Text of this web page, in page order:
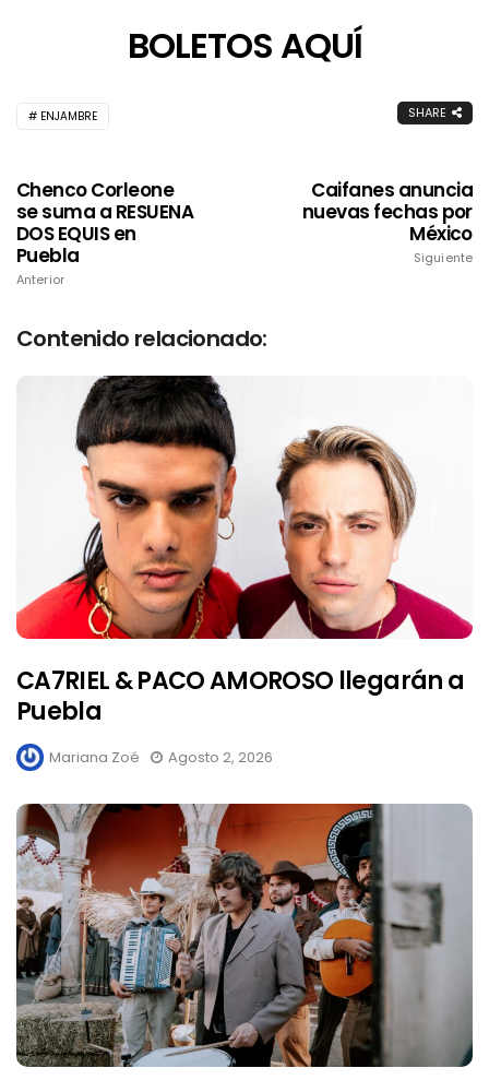
BOLETOS AQUÍ
ENJAMBRE SHARE
Chenco Corleone
se suma a RESUENA
DOS EQUIS en
Puebla
Anterior
Caifanes anuncia
nuevas fechas por
México
Siguiente
Contenido relacionado:
CA7RIEL & PACO AMOROSO llegarán a
Puebla
Mariana Zoé Agosto 2, 2026